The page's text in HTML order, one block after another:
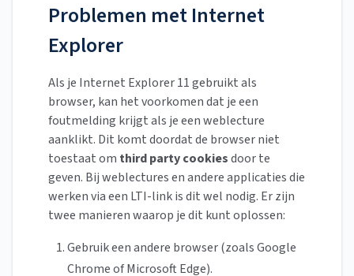
Problemen met Internet
Explorer
Als je Internet Explorer 11 gebruikt als
browser, kan het voorkomen dat je een
foutmelding krijgt als je een weblecture
aanklikt. Dit komt doordat de browser niet
toestaat om third party cookiesdoor te
geven. Bij weblectures en andere applicaties die
werken via een LTI-link is dit wel nodig. Er zijn
twee manieren waarop je dit kunt oplossen:
Gebruik een andere browser (zoals Google
Chrome of Microsoft Edge).